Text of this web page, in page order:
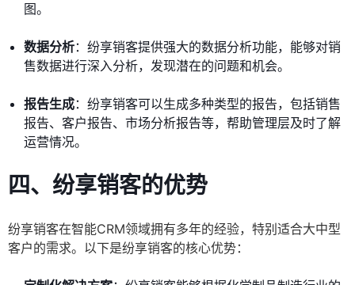
图。
数据分析：纷享销客提供强大的数据分析功能，能够对销
售数据进行深入分析，发现潜在的问题和机会。
报告生成：纷享销客可以生成多种类型的报告，包括销售
报告、客户报告、市场分析报告等，帮助管理层及时了解
运营情况。
四、纷享销客的优势
纷享销客在智能CRM领域拥有多年的经验，特别适合大中型
客户的需求。以下是纷享销客的核心优势：